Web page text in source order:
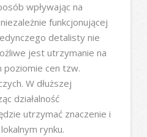
wpływając na
funkcjonującej
detalisty nie
jest utrzymanie na
cen tzw.
W dłuższej
działalność
utrzymać znaczenie i
rynku.